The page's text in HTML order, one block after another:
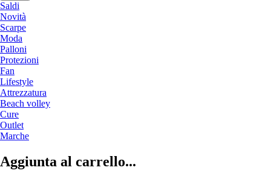
Saldi
Novità
Scarpe
Moda
Palloni
Protezioni
Fan
Lifestyle
Attrezzatura
Beach volley
Cure
Outlet
Marche
Aggiunta al carrello...